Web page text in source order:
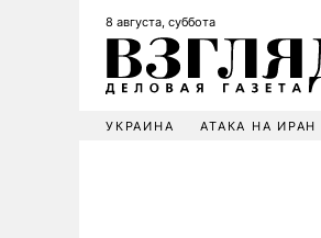
8 августа, суббота
УКРАИНА АТАКА НА ИРАН